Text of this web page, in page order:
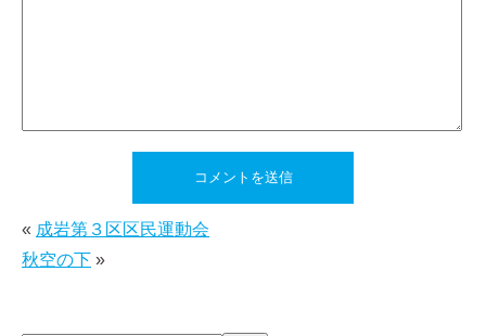
« 成岩第３区区民運動会
秋空の下 »